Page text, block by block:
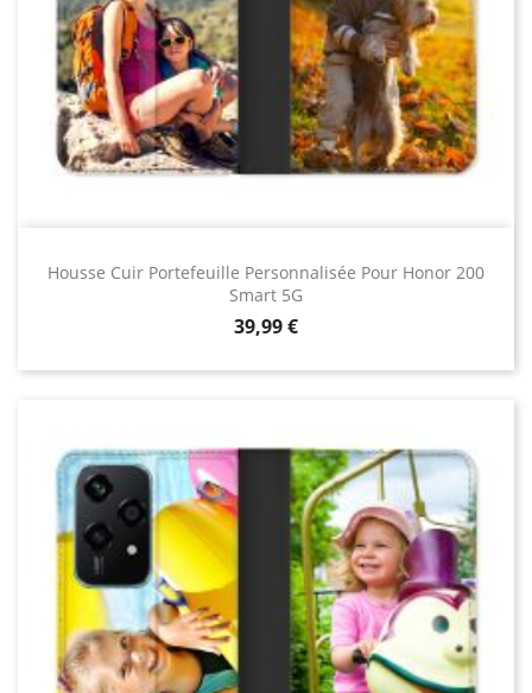
Housse Cuir Portefeuille Personnalisée Pour Honor 200
Smart 5G
Prix
39,99 €